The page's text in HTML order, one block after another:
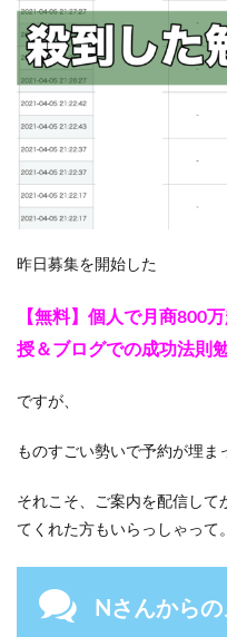
昨日募集を開始した
【無料】個人で月商800
授＆ブログでの成功法則
ですが、
ものすごい勢いで予約が埋ま
それこそ、ご案内を配信して
てくれた方もいらっしゃって。
Nさんから